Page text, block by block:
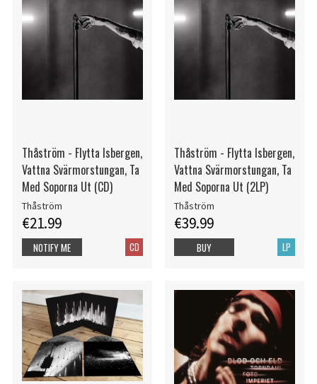
Thåström - Flytta Isbergen,
Vattna Svärmorstungan, Ta
Med Soporna Ut (CD)
Thåström
€21.99
CD
NOTIFY ME
Thåström - Flytta Isbergen,
Vattna Svärmorstungan, Ta
Med Soporna Ut (2LP)
Thåström
€39.99
LP
BUY